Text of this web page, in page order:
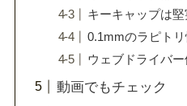
キーキャップは
0.1mmのラピト
ウェブドライバ
動画でもチェック